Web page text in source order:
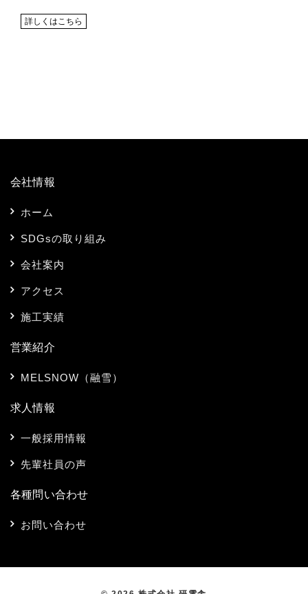
詳しくはこちら
会社情報
ホーム
SDGsの取り組み
会社案内
アクセス
施工実績
営業紹介
MELSNOW（融雪）
求人情報
一般採用情報
先輩社員の声
各種問い合わせ
お問い合わせ